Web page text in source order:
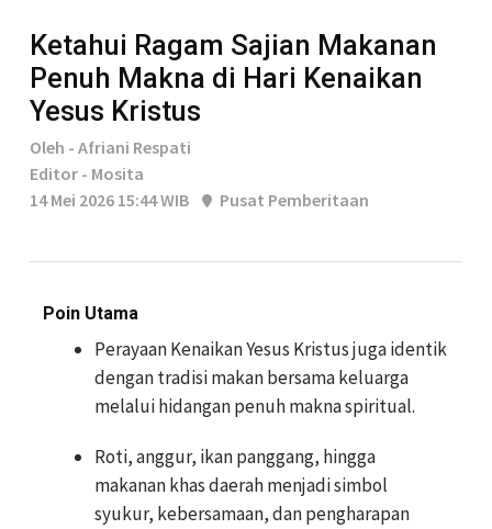
Ketahui Ragam Sajian Makanan
Penuh Makna di Hari Kenaikan
Yesus Kristus
Oleh - Afriani Respati
Editor - Mosita
14 Mei 2026 15:44 WIB
Pusat Pemberitaan
Poin Utama
Perayaan Kenaikan Yesus Kristus juga identik
dengan tradisi makan bersama keluarga
melalui hidangan penuh makna spiritual.
Roti, anggur, ikan panggang, hingga
makanan khas daerah menjadi simbol
syukur, kebersamaan, dan pengharapan